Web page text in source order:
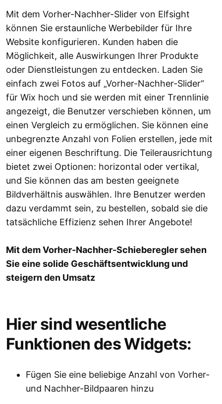
Mit dem Vorher-Nachher-Slider von Elfsight
können Sie erstaunliche Werbebilder für Ihre
Website konfigurieren. Kunden haben die
Möglichkeit, alle Auswirkungen Ihrer Produkte
oder Dienstleistungen zu entdecken. Laden Sie
einfach zwei Fotos auf „Vorher-Nachher-Slider“
für Wix hoch und sie werden mit einer Trennlinie
angezeigt, die Benutzer verschieben können, um
einen Vergleich zu ermöglichen. Sie können eine
unbegrenzte Anzahl von Folien erstellen, jede mit
einer eigenen Beschriftung. Die Teilerausrichtung
bietet zwei Optionen: horizontal oder vertikal,
und Sie können das am besten geeignete
Bildverhältnis auswählen. Ihre Benutzer werden
dazu verdammt sein, zu bestellen, sobald sie die
tatsächliche Effizienz sehen Ihrer Angebote!
Mit dem Vorher-Nachher-Schieberegler sehen
Sie eine solide Geschäftsentwicklung und
steigern den Umsatz
Hier sind wesentliche
Funktionen des Widgets:
Fügen Sie eine beliebige Anzahl von Vorher-
und Nachher-Bildpaaren hinzu